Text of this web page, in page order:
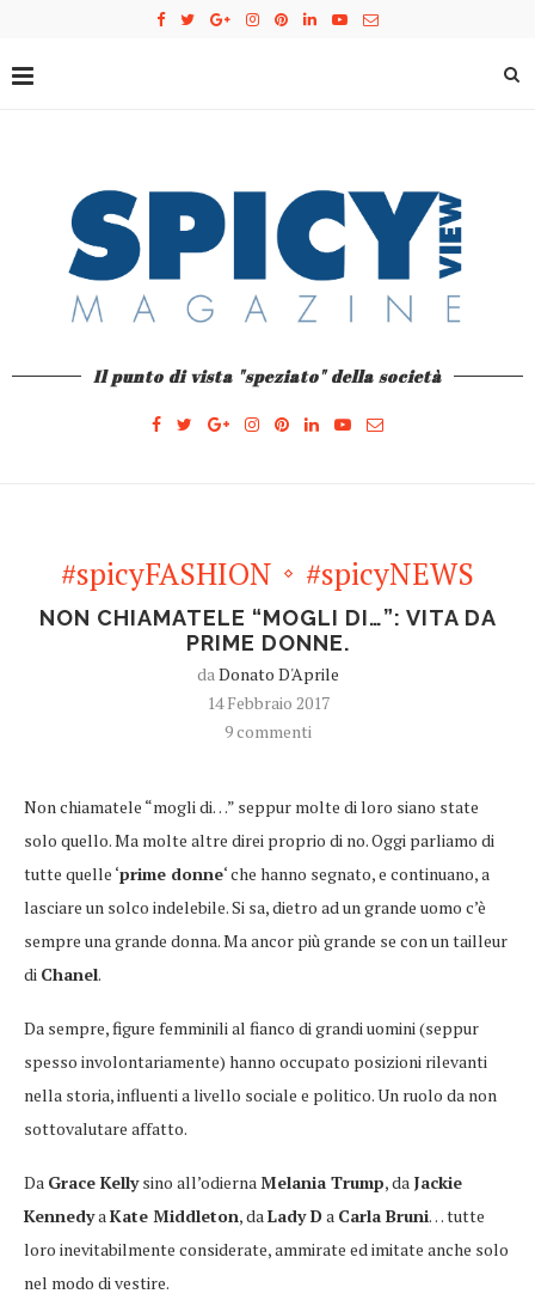
Il punto di vista "speziato" della società
#spicyFASHION #spicyNEWS
NON CHIAMATELE “MOGLI DI…”: VITA DA
PRIME DONNE.
daDonato D'Aprile
14 Febbraio 2017
9 commenti
Non chiamatele “mogli di…” seppur molte di loro siano state
solo quello. Ma molte altre direi proprio di no. Oggi parliamo di
tutte quelle ‘prime donne‘ che hanno segnato, e continuano, a
lasciare un solco indelebile. Si sa, dietro ad un grande uomo c’è
sempre una grande donna. Ma ancor più grande se con un tailleur
di Chanel.
Da sempre, figure femminili al fianco di grandi uomini (seppur
spesso involontariamente) hanno occupato posizioni rilevanti
nella storia, influenti a livello sociale e politico. Un ruolo da non
sottovalutare affatto.
Da Grace Kellysino all’odiernaMelania Trump, da Jackie
KennedyaKate Middleton, daLady Da Carla Bruni… tutte
loro inevitabilmente considerate, ammirate ed imitate anche solo
nel modo di vestire.